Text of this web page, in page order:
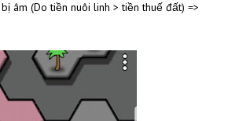
âm (Do tiền nuôi linh > tiền thuế đất) =>